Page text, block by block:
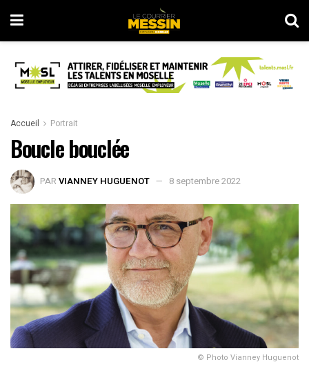
Accueil Portrait
Boucle bouclée
PAR VIANNEY HUGUENOT 8 septembre 2022
© Photo Vianney Huguenot